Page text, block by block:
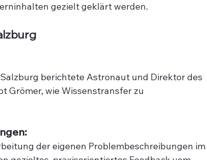
gezielt geklärt werden.
berichtete Astronaut und Direktor des
Grömer, wie Wissenstransfer zu
der eigenen Problembeschreibungen im